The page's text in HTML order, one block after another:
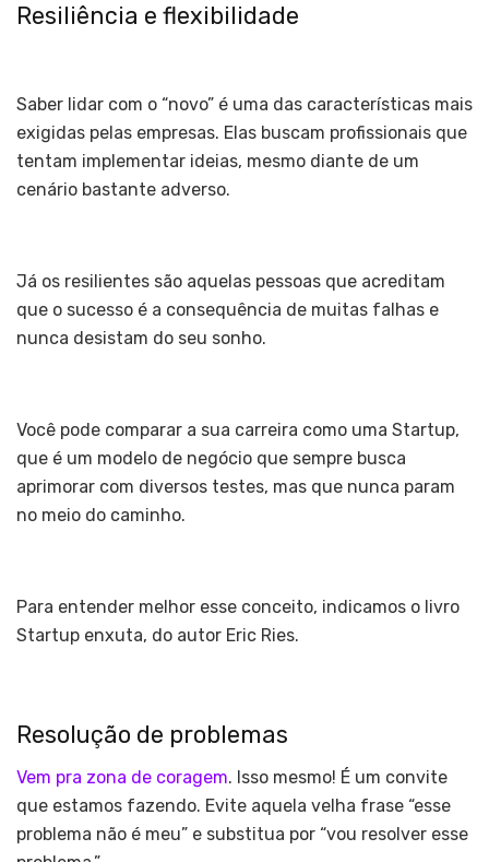
Resiliência e flexibilidade
Saber lidar com o “novo” é uma das características mais
exigidas pelas empresas. Elas buscam profissionais que
tentam implementar ideias, mesmo diante de um
cenário bastante adverso.
Já os resilientes são aquelas pessoas que acreditam
que o sucesso é a consequência de muitas falhas e
nunca desistam do seu sonho.
Você pode comparar a sua carreira como uma Startup,
que é um modelo de negócio que sempre busca
aprimorar com diversos testes, mas que nunca param
no meio do caminho.
Para entender melhor esse conceito, indicamos o livro
Startup enxuta, do autor Eric Ries.
Resolução de problemas
Vem pra zona de coragem. Isso mesmo! É um convite
que estamos fazendo. Evite aquela velha frase “esse
problema não é meu” e substitua por “vou resolver esse